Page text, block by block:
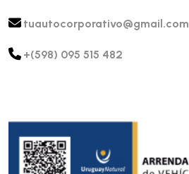
tuautocorporativo@gmail.com
+(598) 095 515 482